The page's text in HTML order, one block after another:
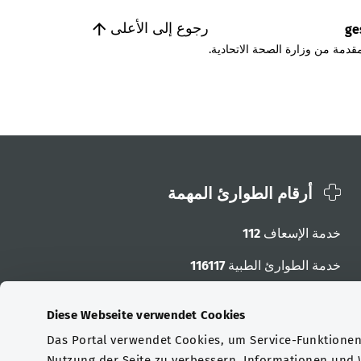
Diese Webseite verwendet Cookies
Das Portal verwendet Cookies, um Service-
رجوع إلى الأعلى
من وزارة الصحة الاتحادية.
أرقام الطوارئ المهمة
خدمة الإسعاف 112
خدمة الطوارئ الطبية116117